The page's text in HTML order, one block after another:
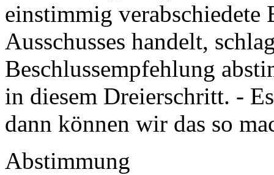
einstimmig verabschiedete
Ausschusses handelt,
Beschlussempfehlung
in diesem Dreierschritt. -
dann können wir das so
Abstimmung